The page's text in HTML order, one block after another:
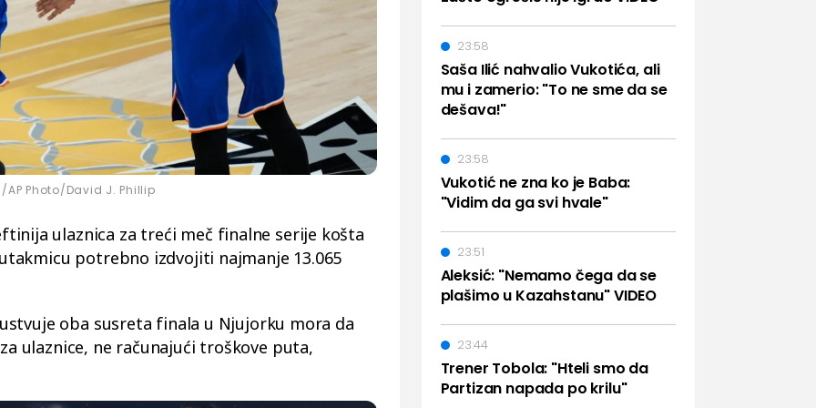
AP Photo/David J. Phillip
ulaznica za treći meč finalne serije košta
potrebno izdvojiti najmanje 13.065
oba susreta finala u Njujorku mora da
ulaznice, ne računajući troškove puta,
Saša Ilić nahvalio Vukotića, ali
mu i zamerio: "To ne sme da se
dešava!"
23:58
Vukotić ne zna ko je Baba:
"Vidim da ga svi hvale"
23:58
Aleksić: "Nemamo čega da se
plašimo u Kazahstanu" VIDEO
23:51
Trener Tobola: "Hteli smo da
Partizan napada po krilu"
23:44